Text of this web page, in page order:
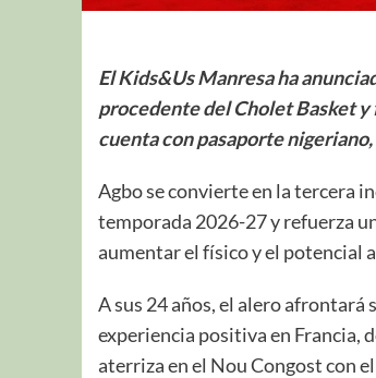
El Kids&Us Manresa ha
procedente del Cholet Basket y
cuenta con pasaporte
Agbo se convierte en la tercera
temporada 2026-27 y refuerza
aumentar el físico y el potencial
A sus 24 años, el alero
experiencia positiva en Francia,
aterriza en el Nou Congost con